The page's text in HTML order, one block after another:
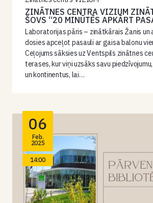
ZINĀTNES CENTRA VIZIUM
ŠOVS “20 MINŪTĒS APKĀRT
Laboratorijas pāris – zinātkārais Žanis
dosies apceļot pasauli ar gaisa balonu
Ceļojums sāksies uz Ventspils zinātnes
terases, kur viņi uzsāks savu
un kontinentus, lai…
06
Feb.
2025
14:00